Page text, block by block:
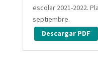
escolar 2021-2022.
septiembre.
Descargar PDF